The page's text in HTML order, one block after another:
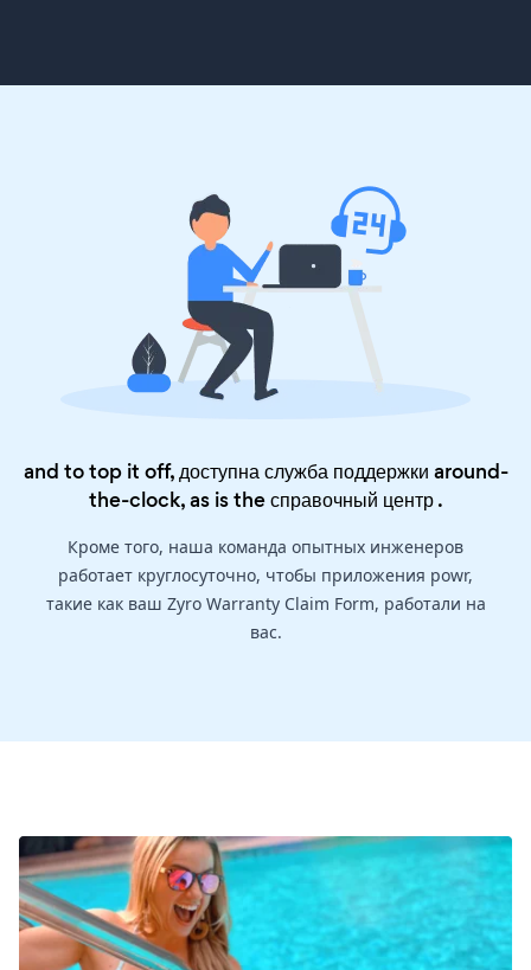
and to top it off, доступна служба поддержки around-
the-clock, as is theсправочный центр.
Кроме того, наша команда опытных инженеров
работает круглосуточно, чтобы приложения powr,
такие как ваш Zyro Warranty Claim Form, работали на
вас.